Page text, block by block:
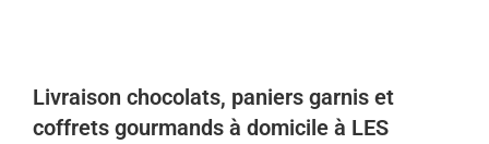
Livraison chocolats, paniers garnis et
coffrets gourmands à domicile à LES